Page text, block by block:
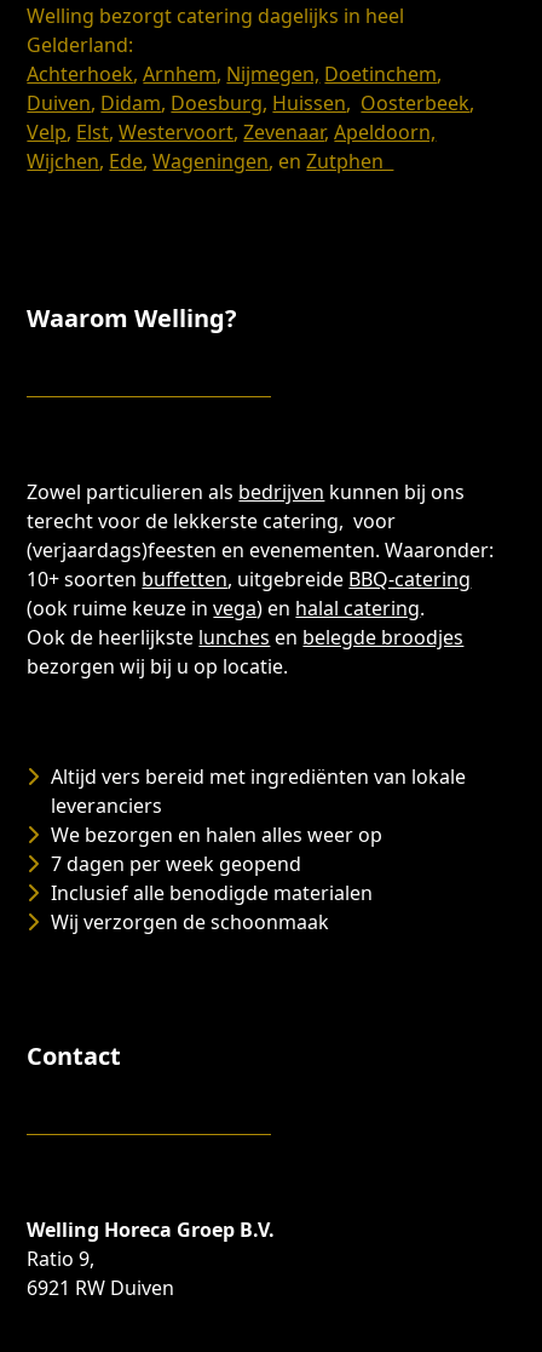
Welling bezorgt catering dagelijks in heel
Gelderland:
Achterhoek,Arnhem, Nijmegen, Doetinchem,
Duiven, Didam, Doesburg, Huissen, Oosterbeek,
Velp, Elst,Westervoort,Zevenaar,Apeldoorn,
Wijchen, Ede,Wageningen, enZutphen
Waarom Welling?
Zowel particulieren als bedrijven kunnen bij ons
terecht voor de lekkerste catering, voor
(verjaardags)feesten en evenementen. Waaronder:
10+ soorten buffetten, uitgebreide BBQ-catering
(ook ruime keuze invega) en halal catering.
Ook de heerlijkste lunches en belegde broodjes
bezorgen wij bij u op locatie.
Altijd vers bereid met ingrediënten van lokale
leveranciers
We bezorgen en halen alles weer op
7 dagen per week geopend
Inclusief alle benodigde materialen
Wij verzorgen de schoonmaak
Contact
Welling Horeca Groep B.V.
Ratio 9,
6921 RW Duiven